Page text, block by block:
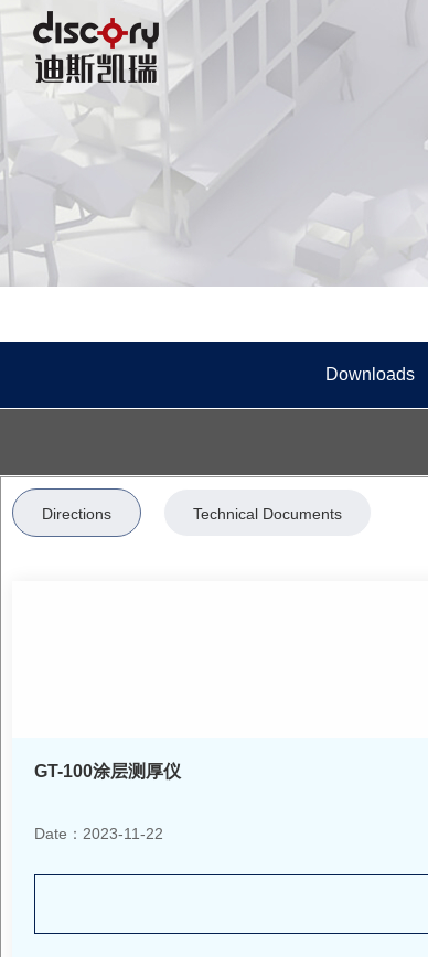
Downloads
Directions Technical Documents
GT-100涂层测厚仪
Date：2023-11-22